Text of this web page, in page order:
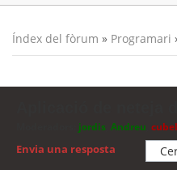
Índex del fòrum » Programari
jordis Andreu
Envia una resposta